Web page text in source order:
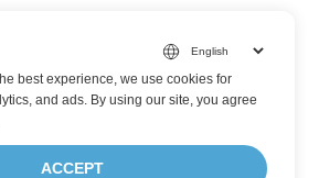
best experience, we use cookies for
and ads. By using our site, you agree
ACCEPT